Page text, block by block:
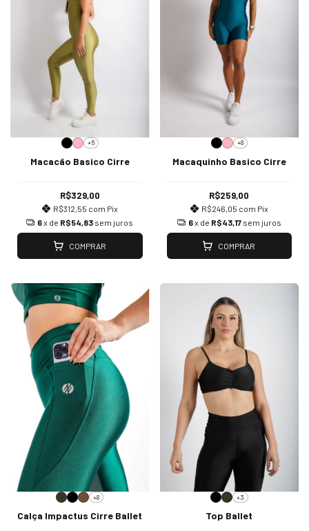
+6
Macacão Basico Cirre
R$329,00
R$312,55 com Pix
6x de R$54,83 sem juros
COMPRAR
+8
Macaquinho Basico Cirre
R$259,00
R$246,05 com Pix
6x de R$43,17 sem juros
COMPRAR
+8
Calça Impactus Cirre Ballet
+3
Top Ballet